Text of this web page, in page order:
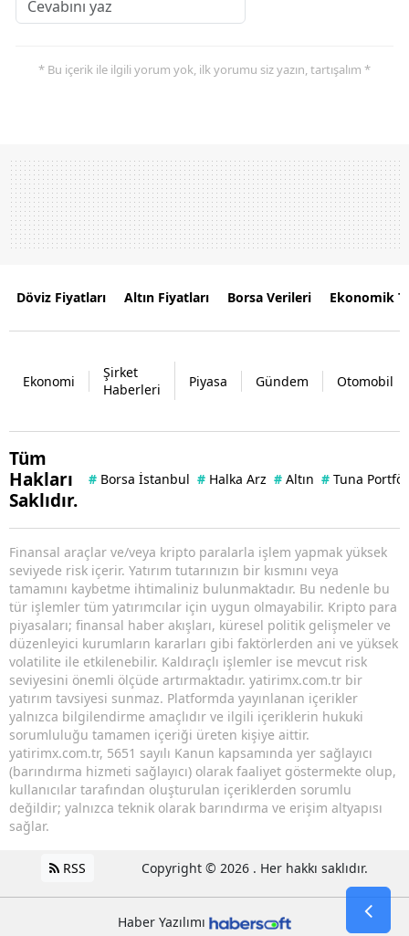
* Bu içerik ile ilgili yorum yok, ilk yorumu siz yazın, tartışalım *
Döviz Fiyatları Altın Fiyatları Borsa Verileri Ekonomik
Ekonomi
Şirket
Haberleri
Piyasa Gündem Otomobil
Tüm
Hakları
Saklıdır.
# Borsa İstanbul # Halka Arz # Altın # Tuna
Finansal araçlar ve/veya kripto paralarla işlem yapmak yüksek
seviyede risk içerir. Yatırım tutarınızın bir kısmını veya
tamamını kaybetme ihtimaliniz bulunmaktadır. Bu nedenle bu
tür işlemler tüm yatırımcılar için uygun olmayabilir. Kripto para
piyasaları; finansal haber akışları, küresel politik gelişmeler ve
düzenleyici kurumların kararları gibi faktörlerden ani ve yüksek
volatilite ile etkilenebilir. Kaldıraçlı işlemler ise mevcut risk
seviyesini önemli ölçüde artırmaktadır. yatirimx.com.tr bir
yatırım tavsiyesi sunmaz. Platformda yayınlanan içerikler
yalnızca bilgilendirme amaçlıdır ve ilgili içeriklerin hukuki
sorumluluğu tamamen içeriği üreten kişiye aittir.
yatirimx.com.tr, 5651 sayılı Kanun kapsamında yer sağlayıcı
(barındırma hizmeti sağlayıcı) olarak faaliyet göstermekte olup,
kullanıcılar tarafından oluşturulan içeriklerden sorumlu
değildir; yalnızca teknik olarak barındırma ve erişim altyapısı
sağlar.
RSS Copyright © 2026 . Her hakkı saklıdır.
Haber Yazılımı